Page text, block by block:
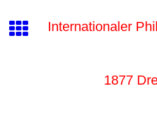
Internationaler
1877 Dr